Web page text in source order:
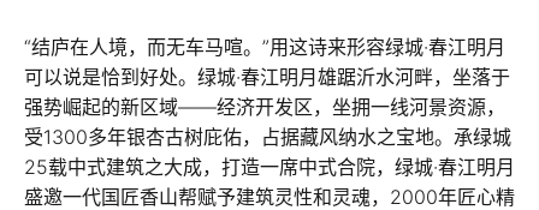
“结庐在人境，而无车马喧。”用这诗来形容绿城·春江明月
可以说是恰到好处。绿城·春江明月雄踞沂水河畔，坐落于
强势崛起的新区域——经济开发区，坐拥一线河景资源，
受1300多年银杏古树庇佑，占据藏风纳水之宝地。承绿城
25载中式建筑之大成，打造一席中式合院，绿城·春江明月
盛邀一代国匠香山帮赋予建筑灵性和灵魂，2000年匠心精